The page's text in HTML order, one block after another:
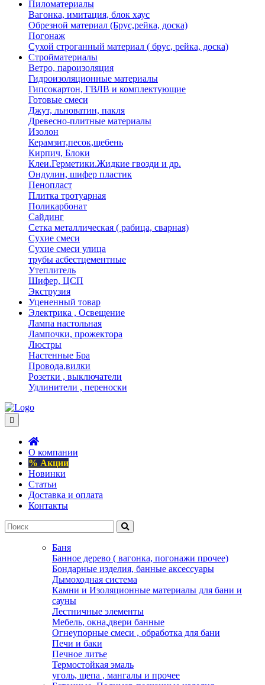
Пиломатериалы
Вагонка, имитация, блок хаус
Обрезной материал (Брус,рейка, доска)
Погонаж
Сухой строганный материал ( брус, рейка, доска)
Стройматериалы
Ветро, пароизоляция
Гидроизоляционные материалы
Гипсокартон, ГВЛВ и комплектующие
Готовые смеси
Джут, льноватин, пакля
Древесно-плитные материалы
Изолон
Керамзит,песок,щебень
Кирпич, Блоки
Клеи.Герметики.Жидкие гвозди и др.
Ондулин, шифер пластик
Пенопласт
Плитка тротуарная
Поликарбонат
Сайдинг
Сетка металлическая ( рабица, сварная)
Сухие смеси
Сухие смеси улица
трубы асбестцементные
Утеплитель
Шифер, ЦСП
Экструзия
Уцененный товар
Электрика , Освещение
Лампа настольная
Лампочки, прожектора
Люстры
Настенные Бра
Провода,вилки
Розетки , выключатели
Удлинители , переноски
О компании
% Акции
Новинки
Статьи
Доставка и оплата
Контакты
Баня
Банное дерево ( вагонка, погонажи прочее)
Бондарные изделия, банные аксессуары
Дымоходная система
Камни и Изоляционные материалы для бани и
сауны
Лестничные элементы
Мебель, окна,двери банные
Огнеупорные смеси , обработка для бани
Печи и баки
Печное литье
Термостойкая эмаль
уголь, щепа , мангалы и прочее